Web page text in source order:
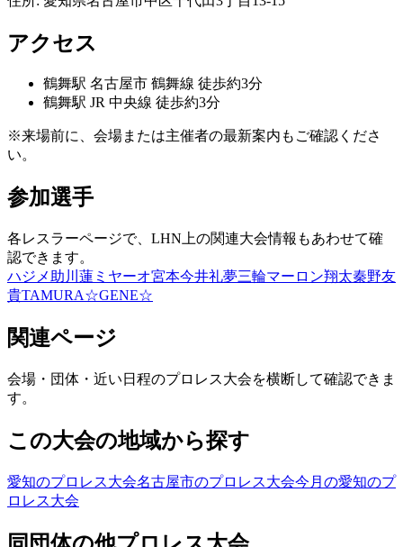
アクセス
鶴舞駅 名古屋市 鶴舞線 徒歩約3分
鶴舞駅 JR 中央線 徒歩約3分
※来場前に、会場または主催者の最新案内もご確認くださ
い。
参加選手
各レスラーページで、LHN上の関連大会情報もあわせて確
認できます。
ハジメ 助川蓮 ミヤーオ宮本今井礼夢三輪マーロン翔太秦野友
貴TAMURA☆GENE☆
関連ページ
会場・団体・近い日程のプロレス大会を横断して確認できま
す。
この大会の地域から探す
愛知のプロレス大会名古屋市のプロレス大会今月の愛知のプ
ロレス大会